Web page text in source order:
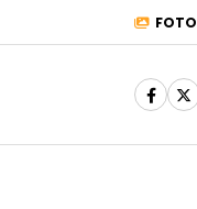
FOTO